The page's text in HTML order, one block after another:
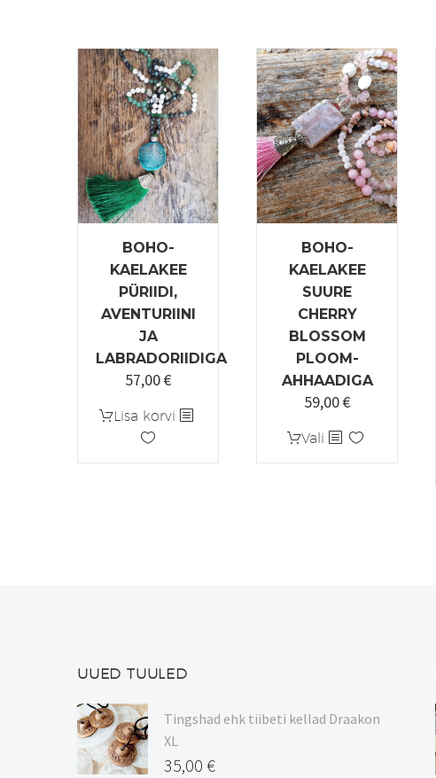
BOHO-
KAELAKEE
PÜRIIDI,
AVENTURIINI
JA
LABRADORIIDIGA
57,00€
Lisa korvi
BOHO-
KAELAKEE
SUURE
CHERRY
BLOSSOM
PLOOM-
AHHAADIGA
59,00€
Vali Sellel
tootel
UUED TUULED
Tingshad ehk tiibeti kellad Draakon
XL
35,00 €